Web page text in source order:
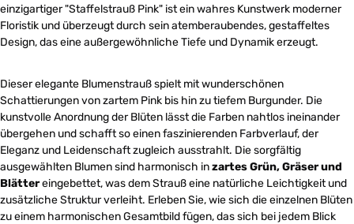
einzigartiger "Staffelstrauß Pink" ist ein wahres Kunstwerk moderner
Floristik und überzeugt durch sein atemberaubendes, gestaffeltes
Design, das eine außergewöhnliche Tiefe und Dynamik erzeugt.
Dieser elegante Blumenstrauß spielt mit wunderschönen
Schattierungen von zartem Pink bis hin zu tiefem Burgunder. Die
kunstvolle Anordnung der Blüten lässt die Farben nahtlos ineinander
übergehen und schafft so einen faszinierenden Farbverlauf, der
Eleganz und Leidenschaft zugleich ausstrahlt. Die sorgfältig
ausgewählten Blumen sind harmonisch inzartes Grün, Gräser und
Blättereingebettet, was dem Strauß eine natürliche Leichtigkeit und
zusätzliche Struktur verleiht. Erleben Sie, wie sich die einzelnen Blüten
zu einem harmonischen Gesamtbild fügen, das sich bei jedem Blick